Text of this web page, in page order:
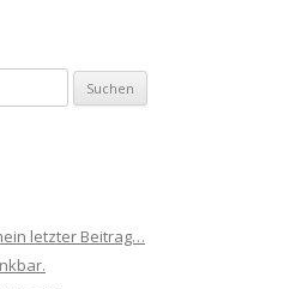
letzter Beitrag…